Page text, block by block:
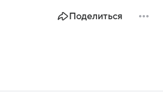
Поделиться